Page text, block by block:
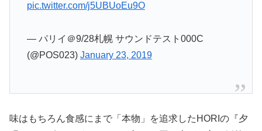
pic.twitter.com/j5UBUoEu9O
— パリイ＠9/28札幌 サウンドテスト000C
(@POS023) January 23, 2019
味はもちろん食感にまで「本物」を追求したHORIの『夕